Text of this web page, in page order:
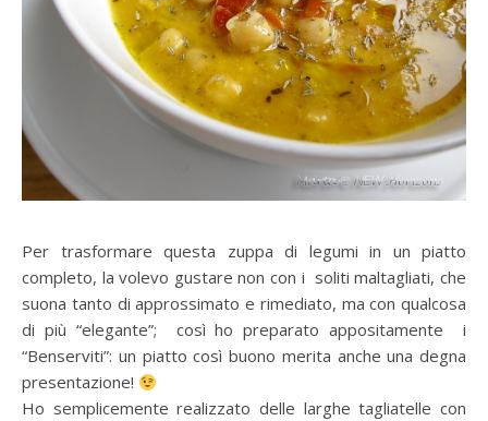
Per trasformare questa zuppa di legumi in un piatto
completo, la volevo gustare non con i soliti maltagliati, che
suona tanto di approssimato e rimediato, ma con qualcosa
di più “elegante”; così ho preparato appositamente i
“Benserviti”: un piatto così buono merita anche una degna
presentazione!
Ho semplicemente realizzato delle larghe tagliatelle con